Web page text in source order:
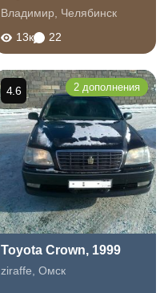
Владимир
Челябинск
13к
22
Toyota Crown, 1999
ziraffe Омск
4.6 2 дополнения